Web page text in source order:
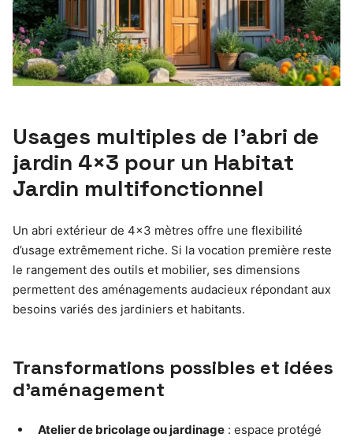
Usages multiples de l’abri de
jardin 4×3 pour un Habitat
Jardin multifonctionnel
Un abri extérieur de 4×3 mètres offre une flexibilité
d’usage extrêmement riche. Si la vocation première reste
le rangement des outils et mobilier, ses dimensions
permettent des aménagements audacieux répondant aux
besoins variés des jardiniers et habitants.
Transformations possibles et idées
d’aménagement
Atelier de bricolage ou jardinage : espace protégé